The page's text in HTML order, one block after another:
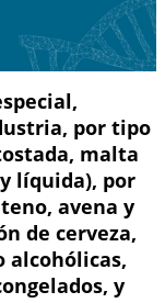
por tipo
malta
líquida), por
avena y
de cerveza,
alcohólicas,
y